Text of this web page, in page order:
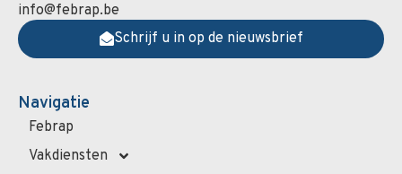
Navigatie
Febrap
Vakdiensten
info@febrap.be
Schrijf u in op de nieuwsbrief